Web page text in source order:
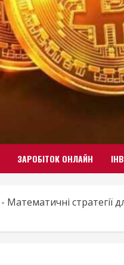
ЗАРОБІТОК ОНЛАЙН
- Математичні стратегії